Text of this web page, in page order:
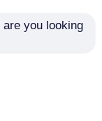
you looking